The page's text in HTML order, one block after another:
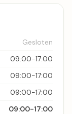
Gesloten
09:00-17:00
09:00-17:00
09:00-17:00
09:00-17:00